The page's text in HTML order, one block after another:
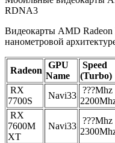
RDNA3
Видеокарты AMD
нанометровой
Radeon
GPU
Name
Speed
(Turbo)
RX
7700S
Navi33
???Mhz
RX
7600M
XT
Navi33
???Mhz